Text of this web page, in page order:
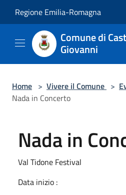
Regione Emilia-Romagna
Comune di
Giovanni
Home > Vivere il Comune >
Nada in Concerto
Nada in
Val Tidone Festival
Data inizio :